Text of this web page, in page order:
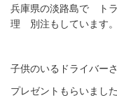
兵庫県の淡路島で ト
理 別注もしています。
子供のいるドライバー
プレゼントもらいまし